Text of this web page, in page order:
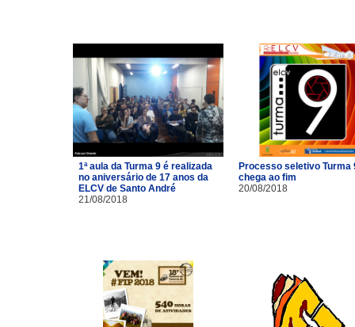
1ª aula da Turma 9 é realizada
no aniversário de 17 anos da
ELCV de Santo André
21/08/2018
Processo seletivo Turma
chega ao fim
20/08/2018